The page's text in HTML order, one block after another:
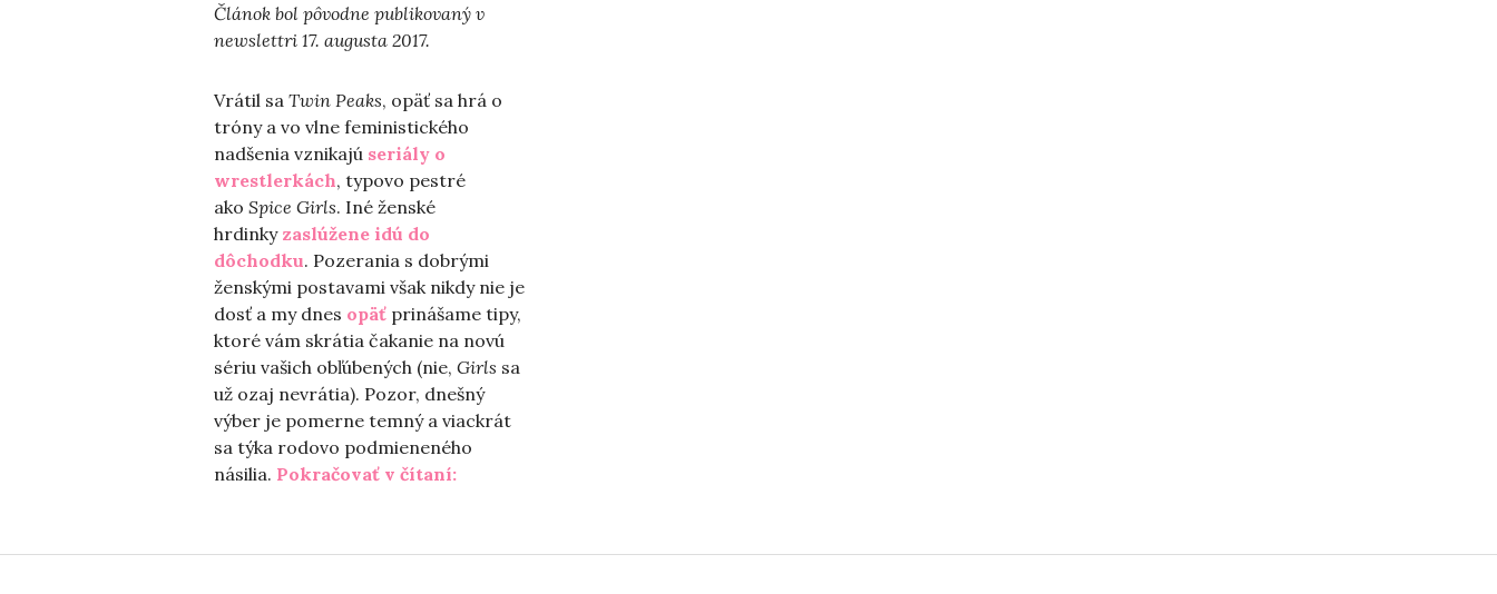
Článok bol pôvodne publikovaný v
newslettri 17. augusta 2017.
Vrátil sa Twin Peaks, opäť sa hrá o
tróny a vo vlne feministického
nadšenia vznikajú seriály o
wrestlerkách, typovo pestré
ako Spice Girls. Iné ženské
hrdinky zaslúžene idú do
dôchodku. Pozerania s dobrými
ženskými postavami však nikdy nie je
dosť a my dnes opäť prinášame tipy,
ktoré vám skrátia čakanie na novú
sériu vašich obľúbených (nie, Girls sa
už ozaj nevrátia). Pozor, dnešný
výber je pomerne temný a viackrát
sa týka rodovo podmieneného
násilia. Pokračovať v čítaní:„Leto, gauč a seriáliky“